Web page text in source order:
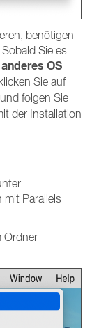
benötigen
Sie es
OS
Sie auf
folgen Sie
der Installation
mit Parallels
Ordner